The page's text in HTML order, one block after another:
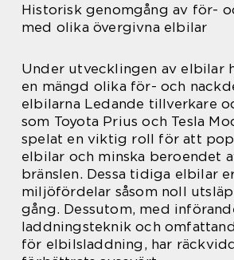
Historisk genomgång av för-
med olika övergivna elbilar
Under utvecklingen av elbilar
en mängd olika för- och
elbilarna Ledande tillverkare
som Toyota Prius och Tesla
spelat en viktig roll för att
elbilar och minska beroendet
bränslen. Dessa tidiga elbilar
miljöfördelar såsom noll
gång. Dessutom, med
laddningsteknik och
för elbilsladdning, har